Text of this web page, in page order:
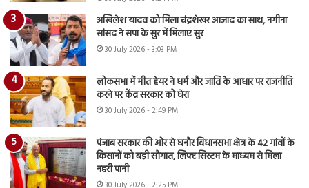
अखिलेश यादव को मिला चंद्रशेखर आजाद का साथ, नगीना
सांसद ने सपा के सुर में मिलाए सुर
30 July 2026 - 3:03 PM
लोकसभा में मीत हेयर ने धर्म और जाति के आधार पर राजनीति
करने पर केंद्र सरकार को घेरा
30 July 2026 - 2:49 PM
पंजाब सरकार की ओर से घनौर विधानसभा क्षेत्र के 42 गांवों के
किसानों को बड़ी सौगात, लिफ्ट सिस्टम के माध्यम से मिला
नहरी पानी